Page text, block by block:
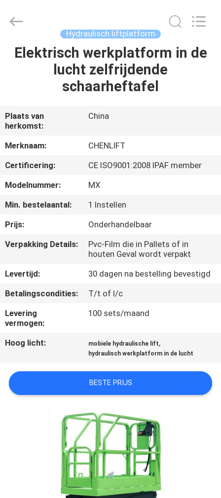
HUIS
PRODUCTEN
OVER
ONS
FABRIEKSTOCHT
NEEM
CONTACT
ONS
OP
NIEUWS
EEN
OFFERTE
PRIVACYBELEID
LTD.
Hydraulisch liftplatform
Elektrisch werkplatform in de
lucht zelfrijdende
schaarheftafel
Plaats van
herkomst:
China
Merknaam:
CHENLIFT
Certificering:
CE ISO9001:2008 IPAF member
Modelnummer:
MX
Min. bestelaantal:
1 Instellen
Prijs:
Onderhandelbaar
Verpakking Details:
Pvc-Film die in Pallets of in
houten Geval wordt verpakt
Levertijd:
30 dagen na bestelling bevestigd
Betalingscondities:
T/t of l/c
Levering
vermogen:
100 sets/maand
Hoog licht: mobiele hydraulische lift,
hydraulisch werkplatform in de lucht
BESTE PRIJS